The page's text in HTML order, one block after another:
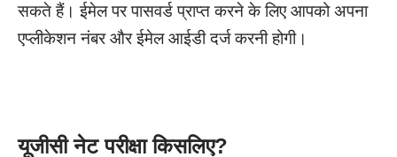
सकते हैं। ईमेल पर पासवर्ड प्राप्त करने के लिए आपको अपना
एप्लीकेशन नंबर और ईमेल आईडी दर्ज करनी होगी।
यूजीसी नेट परीक्षा किसलिए?